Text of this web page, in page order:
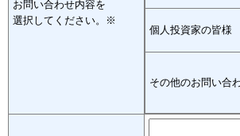
お問い合わせ内容を
選択してください。※
個人投資家の皆様
その他のお問い合